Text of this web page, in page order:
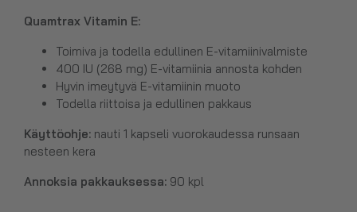
Quamtrax Vitamin E:
Toimiva ja todella edullinen E-vitamiinivalmiste
400 IU (268 mg) E-vitamiinia annosta kohden
Hyvin imeytyvä E-vitamiinin muoto
Todella riittoisa ja edullinen pakkaus
Käyttöohje: nauti 1 kapseli vuorokaudessa runsaan
nesteen kera
Annoksia pakkauksessa: 90 kpl